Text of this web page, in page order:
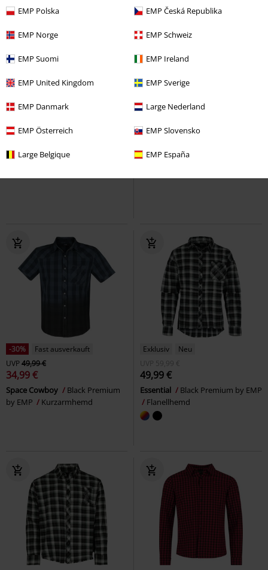
EMP Polska EMP Česká Republika
EMP Norge EMP Schweiz
EMP Suomi EMP Ireland
EMP United Kingdom EMP Sverige
EMP Danmark Large Nederland
EMP Österreich EMP Slovensko
Large Belgique EMP España
UVP34,99 €
29,99 €
The Void
Gothicana by EMP
ab
Summer Breeze Skull
-30%
Fast ausverkauft
UVP49,99 €
34,99 €
Space Cowboy
Black Premium
by EMP
Kurzarmhemd
Exklusiv
Neu
UVP
59,99 €
49,99 €
Essential
Black Premium by EMP
Flanellhemd